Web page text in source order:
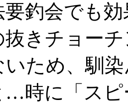
釣会でも
抜きチョー
いため、馴
…時に「ス